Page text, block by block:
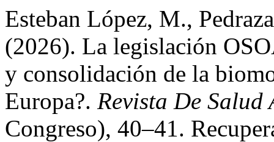
Esteban López, M.,
(2026). La legislación
y consolidación de la
Europa?. Revista De Salud
Congreso), 40–41.